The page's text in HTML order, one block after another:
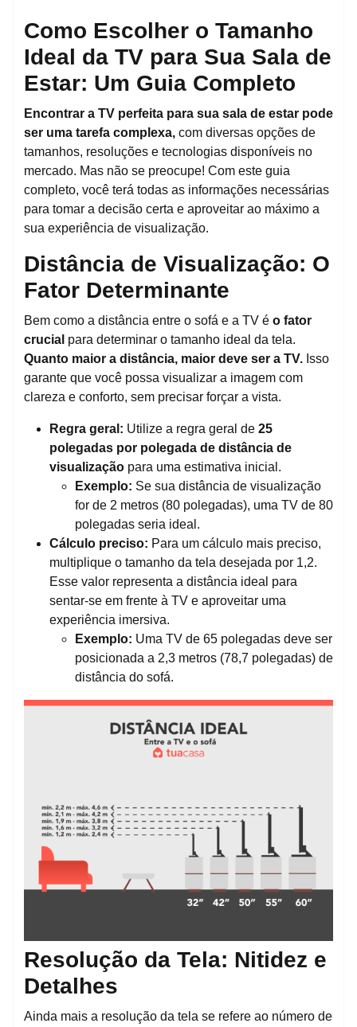
Como Escolher o Tamanho
Ideal da TV para Sua Sala de
Estar: Um Guia Completo
Encontrar a TV perfeita para sua sala de estar pode
ser uma tarefa complexa, com diversas opções de
tamanhos, resoluções e tecnologias disponíveis no
mercado. Mas não se preocupe! Com este guia
completo, você terá todas as informações necessárias
para tomar a decisão certa e aproveitar ao máximo a
sua experiência de visualização.
Distância de Visualização: O
Fator Determinante
Bem como a distância entre o sofá e a TV é o fator
crucial para determinar o tamanho ideal da tela.
Quanto maior a distância, maior deve ser a TV. Isso
garante que você possa visualizar a imagem com
clareza e conforto, sem precisar forçar a vista.
Regra geral: Utilize a regra geral de 25
polegadas por polegada de distância de
visualização para uma estimativa inicial.
Exemplo: Se sua distância de visualização
for de 2 metros (80 polegadas), uma TV de 80
polegadas seria ideal.
Cálculo preciso: Para um cálculo mais preciso,
multiplique o tamanho da tela desejada por 1,2.
Esse valor representa a distância ideal para
sentar-se em frente à TV e aproveitar uma
experiência imersiva.
Exemplo: Uma TV de 65 polegadas deve ser
posicionada a 2,3 metros (78,7 polegadas) de
distância do sofá.
Resolução da Tela: Nitidez e
Detalhes
Ainda mais a resolução da tela se refere ao número de